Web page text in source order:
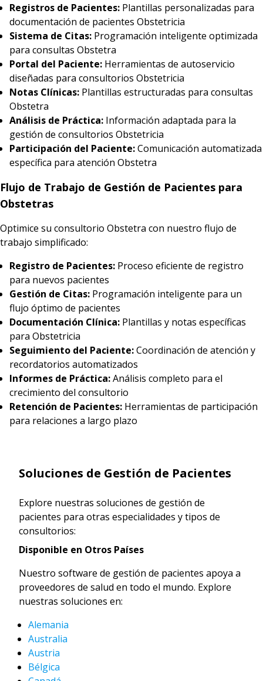
Registros de Pacientes: Plantillas personalizadas para
documentación de pacientes Obstetricia
Sistema de Citas: Programación inteligente optimizada
para consultas Obstetra
Portal del Paciente: Herramientas de autoservicio
diseñadas para consultorios Obstetricia
Notas Clínicas: Plantillas estructuradas para consultas
Obstetra
Análisis de Práctica: Información adaptada para la
gestión de consultorios Obstetricia
Participación del Paciente:Comunicación automatizada
específica para atención Obstetra
Flujo de Trabajo de Gestión de Pacientes para
Obstetras
Optimice su consultorio Obstetra con nuestro flujo de
trabajo simplificado:
Registro de Pacientes: Proceso eficiente de registro
para nuevos pacientes
Gestión de Citas: Programación inteligente para un
flujo óptimo de pacientes
Documentación Clínica: Plantillas y notas específicas
para Obstetricia
Seguimiento del Paciente:Coordinación de atención y
recordatorios automatizados
Informes de Práctica:Análisis completo para el
crecimiento del consultorio
Retención de Pacientes: Herramientas de participación
para relaciones a largo plazo
Soluciones de Gestión de Pacientes
Explore nuestras soluciones de gestión de
pacientes para otras especialidades y tipos de
consultorios:
Disponible en Otros Países
Nuestro software de gestión de pacientes apoya a
proveedores de salud en todo el mundo. Explore
nuestras soluciones en:
Alemania
Australia
Austria
Bélgica